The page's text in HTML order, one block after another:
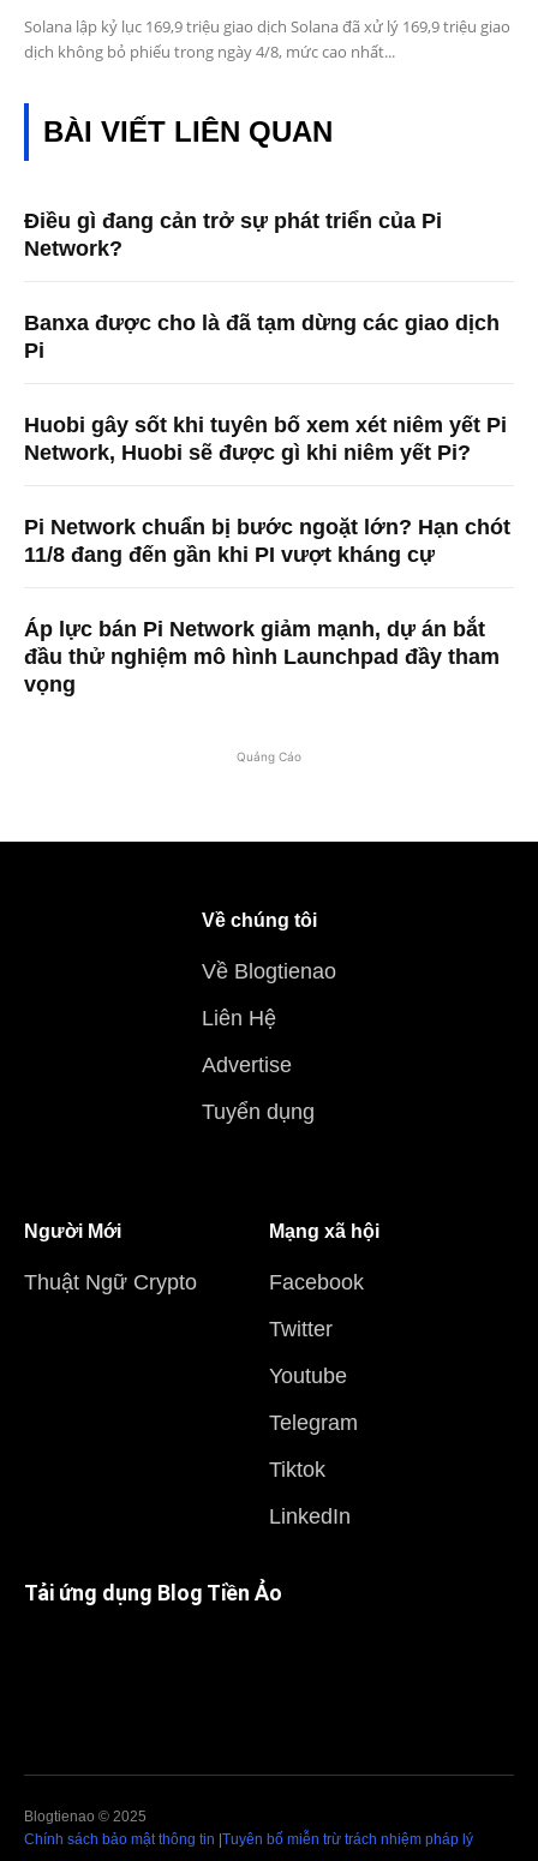
Solana lập kỷ lục 169,9 triệu giao dịch Solana đã xử lý 169,9 triệu giao
dịch không bỏ phiếu trong ngày 4/8, mức cao nhất...
BÀI VIẾT LIÊN QUAN
Điều gì đang cản trở sự phát triển của Pi
Network?
Banxa được cho là đã tạm dừng các giao dịch
Pi
Huobi gây sốt khi tuyên bố xem xét niêm yết Pi
Network, Huobi sẽ được gì khi niêm yết Pi?
Pi Network chuẩn bị bước ngoặt lớn? Hạn chót
11/8 đang đến gần khi PI vượt kháng cự
Áp lực bán Pi Network giảm mạnh, dự án bắt
đầu thử nghiệm mô hình Launchpad đầy tham
vọng
Quảng Cáo
Về chúng tôi
Về Blogtienao
Liên Hệ
Advertise
Tuyển dụng
Người Mới
Thuật Ngữ Crypto
Mạng xã hội
Facebook
Twitter
Youtube
Telegram
Tiktok
LinkedIn
Tải ứng dụng Blog Tiền Ảo
Blogtienao © 2025
Chính sách bảo mật thông tin Tuyên bố miễn trừ trách nhiệm pháp lý